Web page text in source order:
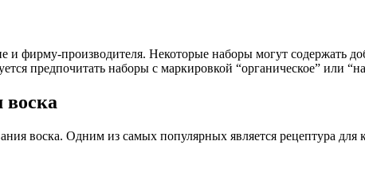
фирму-производителя. Некоторые наборы могут содержать
предпочитать наборы с маркировкой “органическое” или
воска
воска. Одним из самых популярных является рецептура для